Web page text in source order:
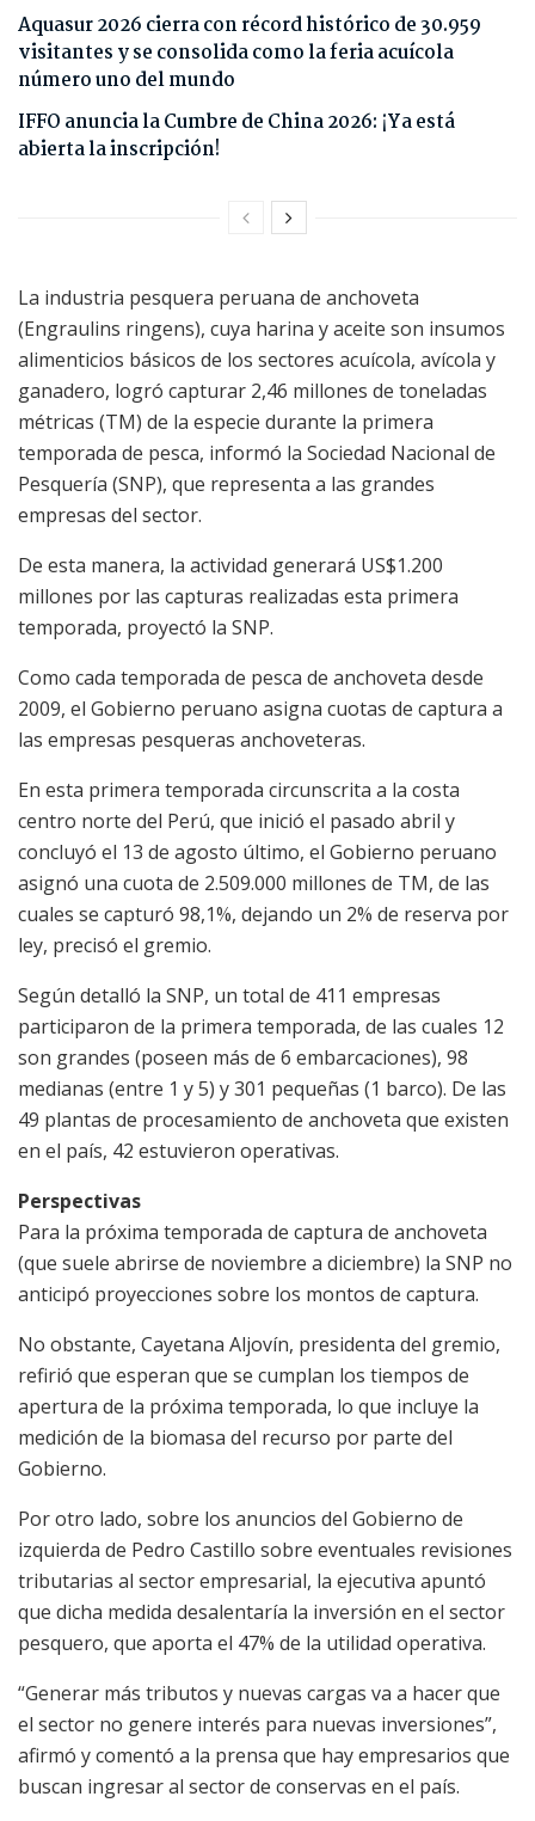
Aquasur 2026 cierra con récord histórico de 30.959
visitantes y se consolida como la feria acuícola
número uno del mundo
IFFO anuncia la Cumbre de China 2026: ¡Ya está
abierta la inscripción!
La industria pesquera peruana de anchoveta
(Engraulins ringens), cuya harina y aceite son insumos
alimenticios básicos de los sectores acuícola, avícola y
ganadero, logró capturar 2,46 millones de toneladas
métricas (TM) de la especie durante la primera
temporada de pesca, informó la Sociedad Nacional de
Pesquería (SNP), que representa a las grandes
empresas del sector.
De esta manera, la actividad generará US$1.200
millones por las capturas realizadas esta primera
temporada, proyectó la SNP.
Como cada temporada de pesca de anchoveta desde
2009, el Gobierno peruano asigna cuotas de captura a
las empresas pesqueras anchoveteras.
En esta primera temporada circunscrita a la costa
centro norte del Perú, que inició el pasado abril y
concluyó el 13 de agosto último, el Gobierno peruano
asignó una cuota de 2.509.000 millones de TM, de las
cuales se capturó 98,1%, dejando un 2% de reserva por
ley, precisó el gremio.
Según detalló la SNP, un total de 411 empresas
participaron de la primera temporada, de las cuales 12
son grandes (poseen más de 6 embarcaciones), 98
medianas (entre 1 y 5) y 301 pequeñas (1 barco). De las
49 plantas de procesamiento de anchoveta que existen
en el país, 42 estuvieron operativas.
Perspectivas
Para la próxima temporada de captura de anchoveta
(que suele abrirse de noviembre a diciembre) la SNP no
anticipó proyecciones sobre los montos de captura.
No obstante, Cayetana Aljovín, presidenta del gremio,
refirió que esperan que se cumplan los tiempos de
apertura de la próxima temporada, lo que incluye la
medición de la biomasa del recurso por parte del
Gobierno.
Por otro lado, sobre los anuncios del Gobierno de
izquierda de Pedro Castillo sobre eventuales revisiones
tributarias al sector empresarial, la ejecutiva apuntó
que dicha medida desalentaría la inversión en el sector
pesquero, que aporta el 47% de la utilidad operativa.
“Generar más tributos y nuevas cargas va a hacer que
el sector no genere interés para nuevas inversiones”,
afirmó y comentó a la prensa que hay empresarios que
buscan ingresar al sector de conservas en el país.